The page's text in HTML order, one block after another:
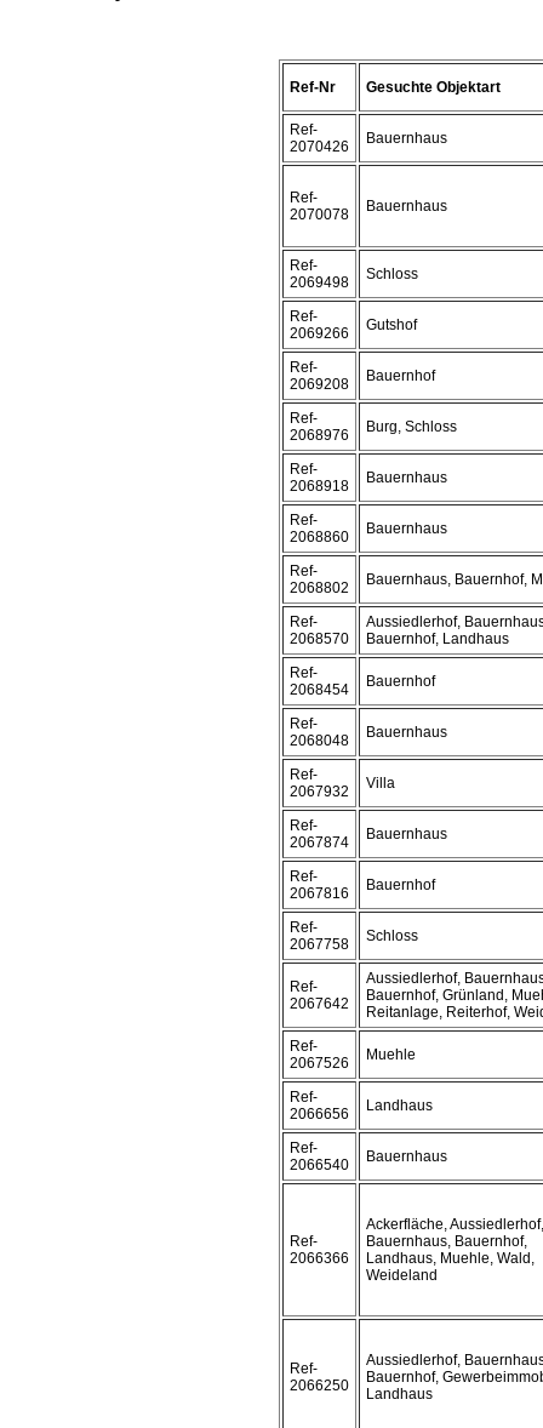
Ref-Nr Gesuchte Objektart
Ref-
2070426
Bauernhaus
Ref-
2070078
Bauernhaus
Ref-
2069498
Schloss
Ref-
2069266
Gutshof
Ref-
2069208
Bauernhof
Ref-
2068976
Burg, Schloss
Ref-
2068918
Bauernhaus
Ref-
2068860
Bauernhaus
Ref-
2068802
Bauernhaus, Bauernhof,
Ref-
2068570
Aussiedlerhof,
Bauernhof, Landhaus
Ref-
2068454
Bauernhof
Ref-
2068048
Bauernhaus
Ref-
2067932
Villa
Ref-
2067874
Bauernhaus
Ref-
2067816
Bauernhof
Ref-
2067758
Schloss
Ref-
2067642
Aussiedlerhof,
Bauernhof, Grünland,
Reitanlage, Reiterhof,
Ref-
2067526
Muehle
Ref-
2066656
Landhaus
Ref-
2066540
Bauernhaus
Ref-
2066366
Ackerfläche, Aussiedlerhof,
Bauernhaus, Bauernhof,
Landhaus, Muehle, Wald,
Weideland
Ref-
2066250
Aussiedlerhof,
Bauernhof,
Landhaus